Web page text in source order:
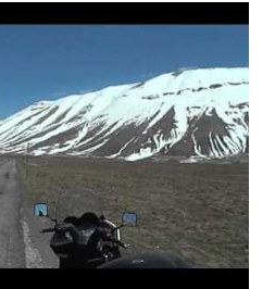
industriale di primo
11 miliardi di euro considerando
e sostenendo quasi
stagione 2022-2023 è stata
sportivi di rilievo. Il Napoli
Scudetto a 33 anni dall'ultimo
che ha avuto un impatto